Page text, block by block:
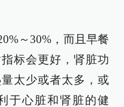
～30%，而且早餐
标会更好，肾脏功
太少或者太多，或
于心脏和肾脏的健